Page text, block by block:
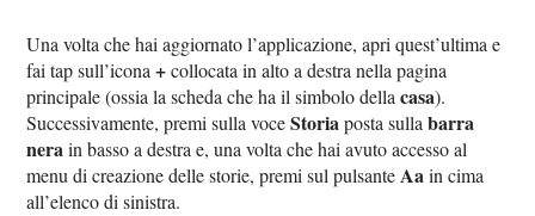
Una volta che hai aggiornato l’applicazione, apri quest’ultima e
fai tap sull’icona+collocata in alto a destra nella pagina
principale (ossia la scheda che ha il simbolo dellacasa).
Successivamente, premi sulla voceStoriaposta sullabarra
nerain basso a destra e, una volta che hai avuto accesso al
menu di creazione delle storie, premi sul pulsanteAain cima
all’elenco di sinistra.